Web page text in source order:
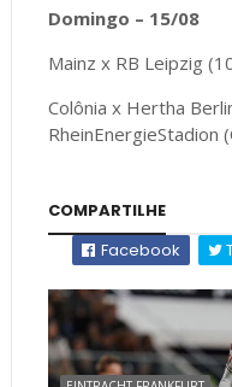
Domingo – 15/08
Mainz x RB Leipzig
Colônia x Hertha
RheinEnergieStadion
COMPARTILHE
Facebook